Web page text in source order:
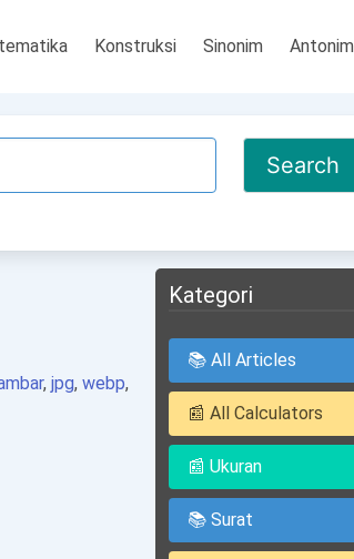
Konstruksi Sinonim Antonim
,jpg,webp,
Kategori
📚 All Articles
📰 All Calculators
📰 Ukuran
📚 Surat